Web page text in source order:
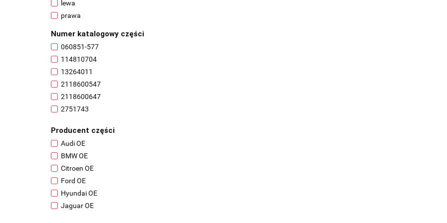
Volvo
lewa
prawa
Numer katalogowy części
060851-577
114810704
13264011
2118600547
2118600647
2751743
31360888
3B7955681
4L0955453
5G0955448R
6934159
6R0955453E
7147047
Producent części
Audi OE
BMW OE
Citroen OE
Ford OE
Hyundai OE
Jaguar OE